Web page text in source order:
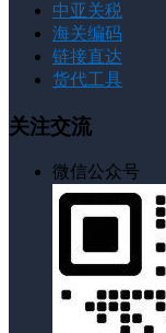
中亚关税
海关编码
链接直达
货代工具
关注交流
微信公众号